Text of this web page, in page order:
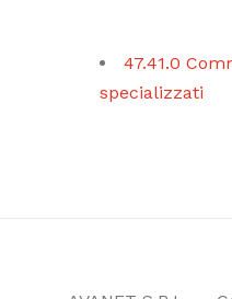
47.41.0
specializzati